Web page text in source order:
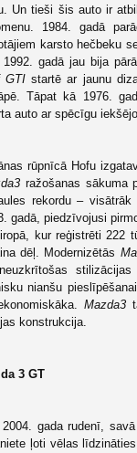
Un tieši šis auto ir
1984. gadā
karsto hečbeku
gadā jau bija
GTI startē ar jaunu
Tāpat kā 1976.
auto ar spēcīgu
rūpnīcā Hofu
ražošanas sākuma
rekordu –
gadā, piedzīvojusi
kur reģistrēti 222
dēļ. Modernizētās
nianšu
Mazda3
konstrukcija.
3 GT
gada rudenī,
ļoti vēlas